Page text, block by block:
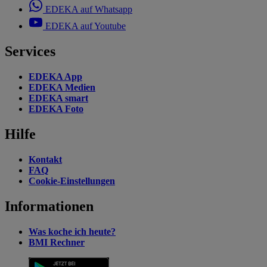
EDEKA auf Whatsapp
EDEKA auf Youtube
Services
EDEKA App
EDEKA Medien
EDEKA smart
EDEKA Foto
Hilfe
Kontakt
FAQ
Cookie-Einstellungen
Informationen
Was koche ich heute?
BMI Rechner